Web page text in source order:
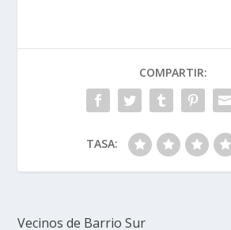
COMPARTIR:
TASA:
Vecinos de Barrio Sur